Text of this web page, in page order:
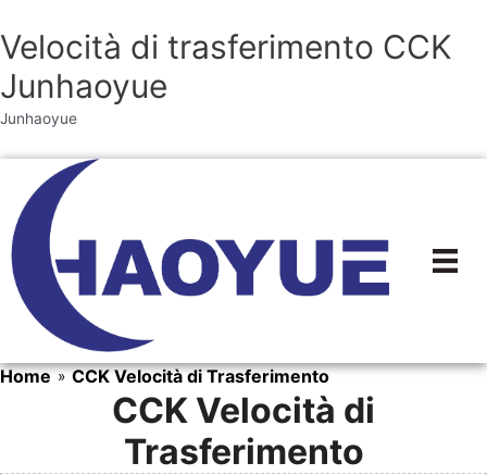
Velocità di trasferimento CCK
Junhaoyue
Junhaoyue
contenuto
Home » CCK Velocità di Trasferimento
CCK Velocità di
Trasferimento